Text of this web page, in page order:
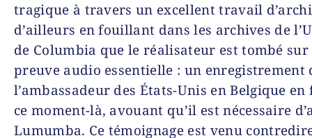
tragique à travers un excellent travail
d’ailleurs en fouillant dans les archives de
de Columbia que le réalisateur est tombé sur
preuve audio essentielle : un enregistrement
l’ambassadeur des États-Unis en Belgique
ce moment-là, avouant qu’il est nécessaire
Lumumba. Ce témoignage est venu